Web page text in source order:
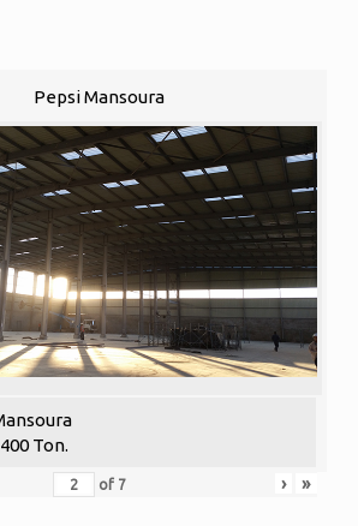
Pepsi Mansoura
Ton.
of 7 › »